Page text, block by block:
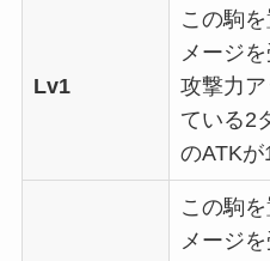
Lv1
この駒
メージを
攻撃力
ている2
のATKが
この駒
メージを